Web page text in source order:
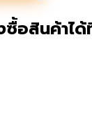
ซื้อสินค้าได้